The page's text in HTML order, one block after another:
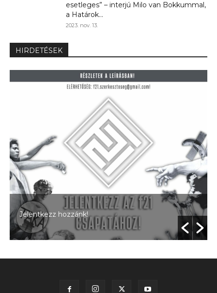
esetleges” – interjú Milo van Bokkummal,
a Határok...
2023. nov. 13.
HIRDETÉSEK
Jelentkezz hozzánk!